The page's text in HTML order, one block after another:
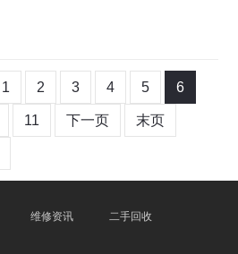
1 2 3 4 5 6
11 下一页 末页
维修资讯 二手回收